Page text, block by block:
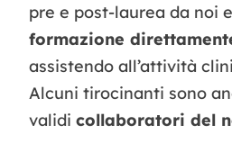
pre e post-laurea da noi
formazione
assistendo all’attività
Alcuni tirocinanti sono
validi collaboratori del